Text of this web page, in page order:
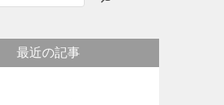
最近の記事